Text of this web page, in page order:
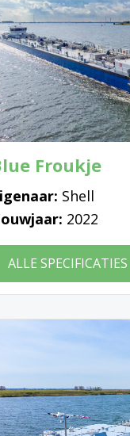
Froukje
Shell
2022
ALLE SPECIFICATIES